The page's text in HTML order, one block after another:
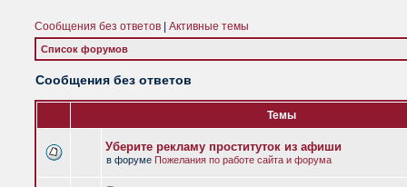
Сообщения без ответов Активные темы
Список форумов
Сообщения без ответов
Темы
Уберите рекламу проституток из афиши
в форуме Пожелания по работе сайта и форума